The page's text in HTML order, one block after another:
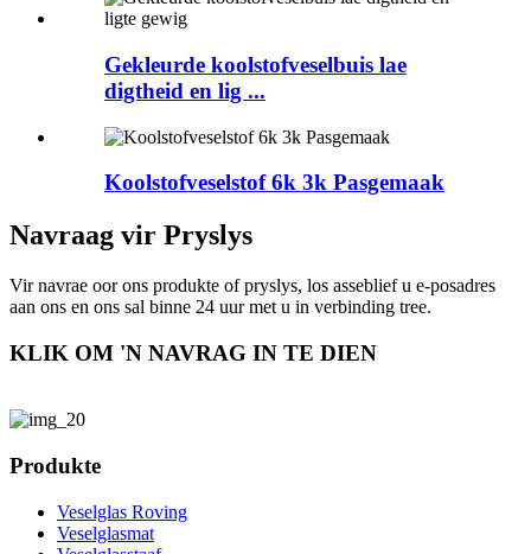
Gekleurde koolstofveselbuis lae
digtheid en lig ...
Koolstofveselstof 6k 3k Pasgemaak
Navraag vir Pryslys
Vir navrae oor ons produkte of pryslys, los asseblief u e-posadres
aan ons en ons sal binne 24 uur met u in verbinding tree.
KLIK OM 'N NAVRAG IN TE DIEN
Produkte
Veselglas Roving
Veselglasmat